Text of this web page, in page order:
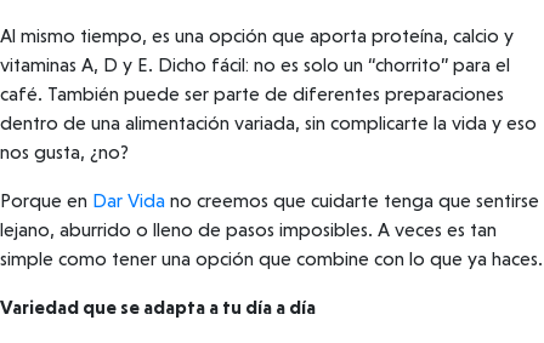
Al mismo tiempo, es una opción que aporta proteína, calcio y
vitaminas A, D y E. Dicho fácil: no es solo un “chorrito” para el
café. También puede ser parte de diferentes preparaciones
dentro de una alimentación variada, sin complicarte la vida y eso
nos gusta, ¿no?
Porque en Dar Vida no creemos que cuidarte tenga que sentirse
lejano, aburrido o lleno de pasos imposibles. A veces es tan
simple como tener una opción que combine con lo que ya haces.
Variedad que se adapta a tu día a día